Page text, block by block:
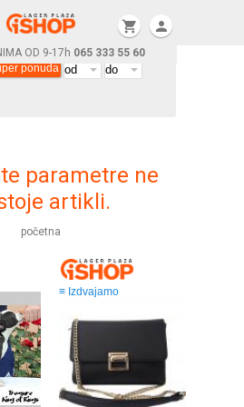
OD 9-17h 065 333 55 60
shopping_cart person
ponuda
parametre ne
artikli.
početna